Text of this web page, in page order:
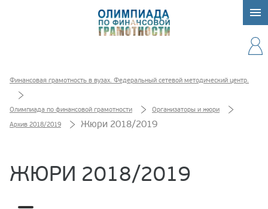
Финансовая грамотность в вузах. Федеральный сетевой методический центр.
Олимпиада по финансовой грамотности
Организаторы и жюри
Архив 2018/2019
Жюри 2018/2019
ЖЮРИ 2018/2019